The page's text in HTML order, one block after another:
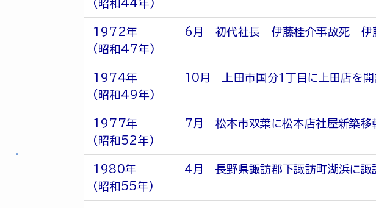
(昭和44年)
1972年
(昭和47年)
6月 初代社長 伊藤桂介事故死 伊藤
1974年
(昭和49年)
10月 上田市国分１丁目に上田店を
1977年
(昭和52年)
7月 松本市双葉に松本店社屋新築移
1980年
(昭和55年)
4月 長野県諏訪郡下諏訪町湖浜に諏